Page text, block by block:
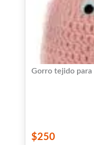
Gorro tejido para
$250